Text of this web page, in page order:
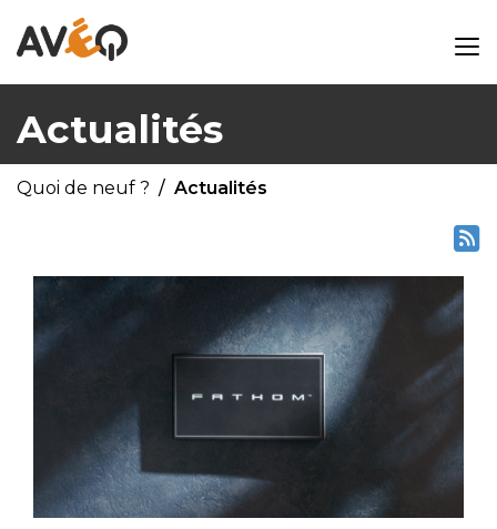
Actualités
Quoi de neuf ? Actualités